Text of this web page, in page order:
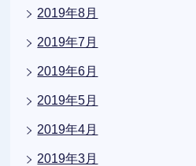
2019年8月
2019年7月
2019年6月
2019年5月
2019年4月
2019年3月